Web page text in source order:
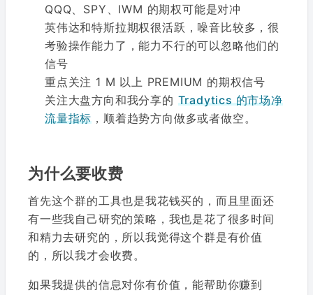
QQQ、SPY、IWM 的期权可能是对冲
英伟达和特斯拉期权很活跃，噪音比较多，很
考验操作能力了，能力不行的可以忽略他们的
信号
重点关注 1 M 以上 PREMIUM 的期权信号
关注大盘方向和我分享的 Tradytics 的市场净
流量指标 ，顺着趋势方向做多或者做空。
为什么要收费
首先这个群的工具也是我花钱买的，而且里面还
有一些我自己研究的策略，我也是花了很多时间
和精力去研究的，所以我觉得这个群是有价值
的，所以我才会收费。
如果我提供的信息对你有价值，能帮助你赚到